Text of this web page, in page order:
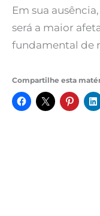
Em sua
será a maior
fundamental de
Compartilhe esta